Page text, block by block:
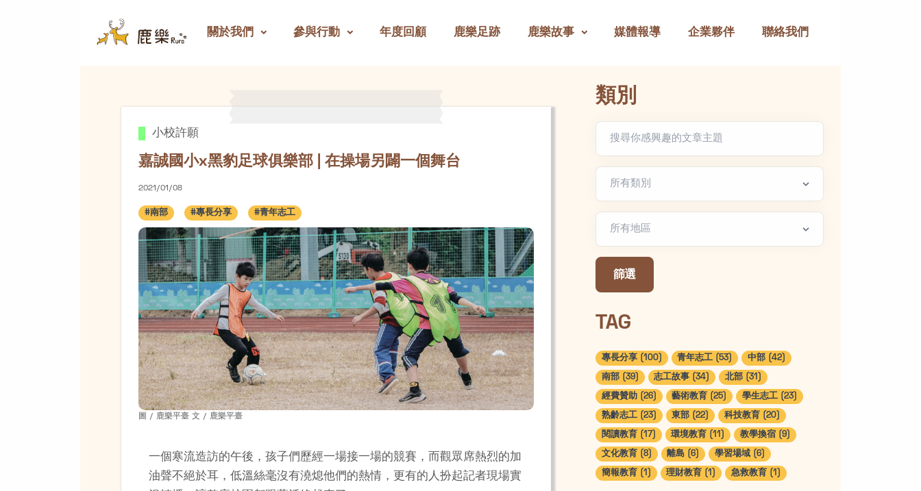
關於我們 參與行動 年度回顧 鹿樂足跡 鹿樂故事 媒體報導 企業夥伴 聯絡我們
小校許願
嘉誠國小x黑豹足球俱樂部 | 在操場另闢一個舞台
2021/01/08
#南部 #專長分享 #青年志工
圖 / 鹿樂平臺 文 / 鹿樂平臺
一個寒流造訪的午後，孩子們歷經一場接一場的競賽，而觀眾席熱烈的加
油聲不絕於耳，低溫絲毫沒有澆熄他們的熱情，更有的人扮起記者現場實
類別
地區篩選
篩選
TAG
專長分享 (100) 青年志工 (53) 中部 (42)
南部 (39) 志工故事 (34) 北部 (31)
經費贊助 (26) 藝術教育 (25) 學生志工 (23)
熟齡志工 (23) 東部 (22) 科技教育 (20)
閱讀教育 (17) 環境教育 (11) 教學換宿 (9)
文化教育 (8) 離島 (6) 學習場域 (6)
簡報教育 (1) 理財教育 (1) 急救教育 (1)